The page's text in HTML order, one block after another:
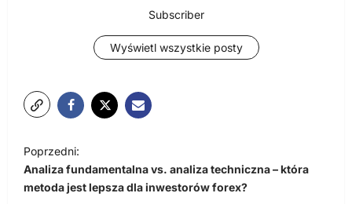
Subscriber
Wyświetl wszystkie posty
N
a
w
Poprzedni:
Analiza fundamentalna vs. analiza techniczna – która
metoda jest lepsza dla inwestorów forex?